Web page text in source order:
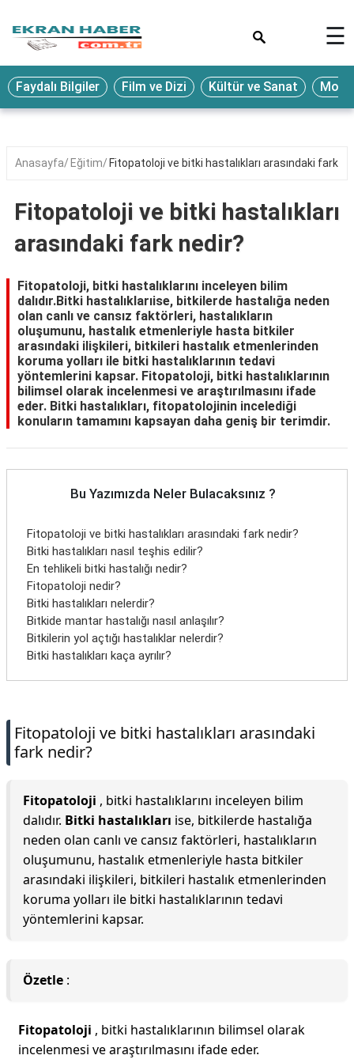
Eğitim
Ekonomi
Seyahat
Oyun
Yaşam
Hukuk
Blog
☰
Faydalı Bilgiler Film ve Dizi Kültür ve Sanat
Anasayfa Eğitim Fitopatoloji ve bitki hastalıkları arasındaki fark
Fitopatoloji ve bitki hastalıkları
arasındaki fark nedir?
Fitopatoloji, bitki hastalıklarını inceleyen bilim
dalıdır.Bitki hastalıklarıise, bitkilerde hastalığa neden
olan canlı ve cansız faktörleri, hastalıkların
oluşumunu, hastalık etmenleriyle hasta bitkiler
arasındaki ilişkileri, bitkileri hastalık etmenlerinden
koruma yolları ile bitki hastalıklarının tedavi
yöntemlerini kapsar. Fitopatoloji, bitki hastalıklarının
bilimsel olarak incelenmesi ve araştırılmasını ifade
eder. Bitki hastalıkları, fitopatolojinin incelediği
konuların tamamını kapsayan daha geniş bir terimdir.
Bu Yazımızda Neler Bulacaksınız ?
Fitopatoloji ve bitki hastalıkları arasındaki fark nedir?
Bitki hastalıkları nasıl teşhis edilir?
En tehlikeli bitki hastalığı nedir?
Fitopatoloji nedir?
Bitki hastalıkları nelerdir?
Bitkide mantar hastalığı nasıl anlaşılır?
Bitkilerin yol açtığı hastalıklar nelerdir?
Bitki hastalıkları kaça ayrılır?
Fitopatoloji ve bitki hastalıkları arasındaki
fark nedir?
Fitopatoloji , bitki hastalıklarını inceleyen bilim
dalıdır. Bitki hastalıkları ise, bitkilerde hastalığa
neden olan canlı ve cansız faktörleri, hastalıkların
oluşumunu, hastalık etmenleriyle hasta bitkiler
arasındaki ilişkileri, bitkileri hastalık etmenlerinden
koruma yolları ile bitki hastalıklarının tedavi
yöntemlerini kapsar.
Özetle :
Fitopatoloji , bitki hastalıklarının bilimsel olarak
incelenmesi ve araştırılmasını ifade eder.